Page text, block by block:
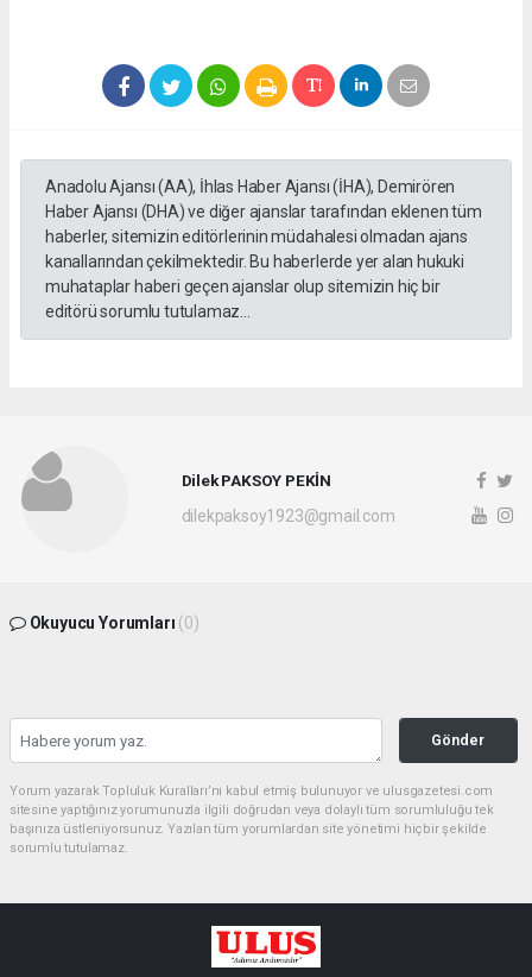
Anadolu Ajansı (AA), İhlas Haber Ajansı (İHA), Demirören
Haber Ajansı (DHA) ve diğer ajanslar tarafından eklenen tüm
haberler, sitemizin editörlerinin müdahalesi olmadan ajans
kanallarından çekilmektedir. Bu haberlerde yer alan hukuki
muhataplar haberi geçen ajanslar olup sitemizin hiç bir
editörü sorumlu tutulamaz...
Dilek PAKSOY PEKİN
dilekpaksoy1923@gmail.com
Okuyucu Yorumları (0)
Gönder
Yorum yazarak Topluluk Kuralları’nı kabul etmiş bulunuyor ve ulusgazetesi.com
sitesine yaptığınız yorumunuzla ilgili doğrudan veya dolaylı tüm sorumluluğu tek
başınıza üstleniyorsunuz. Yazılan tüm yorumlardan site yönetimi hiçbir şekilde
sorumlu tutulamaz.